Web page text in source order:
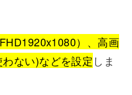
）、高画
ない)などを設定 しま